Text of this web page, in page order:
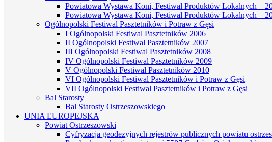
Powiatowa Wystawa Koni, Festiwal Produktów Lokalnych –
Powiatowa Wystawa Koni, Festiwal Produktów Lokalnych –
Ogólnopolski Festiwal Pasztetników i Potraw z Gęsi
I Ogólnopolski Festiwal Pasztetników 2006
II Ogólnopolski Festiwal Pasztetników 2007
III Ogólnopolski Festiwal Pasztetników 2008
IV Ogólnopolski Festiwal Pasztetników 2009
V Ogólnopolski Festiwal Pasztetników 2010
VI Ogólnopolski Festiwal Pasztetników i Potraw z Gęsi
VII Ogólnopolski Festiwal Pasztetników i Potraw z Gęsi
Bal Starosty
Bal Starosty Ostrzeszowskiego
UNIA EUROPEJSKA
Powiat Ostrzeszowski
Cyfryzacja geodezyjnych rejestrów publicznych powiatu